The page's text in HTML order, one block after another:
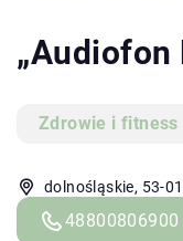
„Audiofon
Zdrowie i fitness
dolnośląskie, 53-
48800806900